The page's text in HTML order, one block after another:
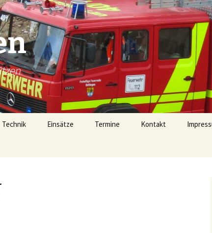
Technik Einsätze Termine Kontakt